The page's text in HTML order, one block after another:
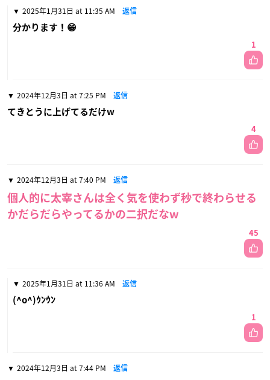
2025年1月31日 at 11:35 AM 返信
分かります！😁
1
2024年12月3日 at 7:25 PM 返信
てきとうに上げてるだけw
4
2024年12月3日 at 7:40 PM 返信
個人的に太宰さんは全く気を使わず秒で終わらせる
かだらだらやってるかの二択だなw
45
2025年1月31日 at 11:36 AM 返信
(^o^)ｳﾝｳﾝ
1
2024年12月3日 at 7:44 PM 返信